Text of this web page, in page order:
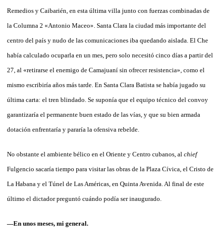
Remedios y Caibarién, en esta última villa junto con fuerzas combinadas de
la Columna 2 «Antonio Maceo». Santa Clara la ciudad más importante del
centro del país y nudo de las comunicaciones iba quedando aislada. El Che
había calculado ocuparla en un mes, pero solo necesitó cinco días a partir del
27, al «retirarse el enemigo de Camajuaní sin ofrecer resistencia», como el
mismo escribiría años más tarde. En Santa Clara Batista se había jugado su
última carta: el tren blindado. Se suponía que el equipo técnico del convoy
garantizaría el permanente buen estado de las vías, y que su bien armada
dotación enfrentaría y pararía la ofensiva rebelde.
No obstante el ambiente bélico en el Oriente y Centro cubanos, al chief
Fulgencio sacaría tiempo para visitar las obras de la Plaza Cívica, el Cristo de
La Habana y el Túnel de Las Américas, en Quinta Avenida. Al final de este
último el dictador preguntó cuándo podía ser inaugurado.
—En unos meses, mi general.